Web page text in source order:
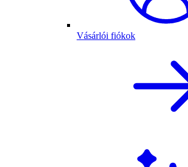
Vásárlói fiókok